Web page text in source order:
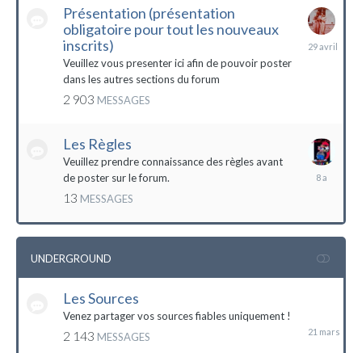
Présentation (présentation
obligatoire pour tout les nouveaux
inscrits)
Veuillez vous presenter ici afin de pouvoir poster
dans les autres sections du forum
2 903 MESSAGES
29
Les Règles
Veuillez prendre connaissance des règles avant
de poster sur le forum.
13 MESSAGES
UNDERGROUND
Les Sources
Venez partager vos sources fiables uniquement !
2 143 MESSAGES